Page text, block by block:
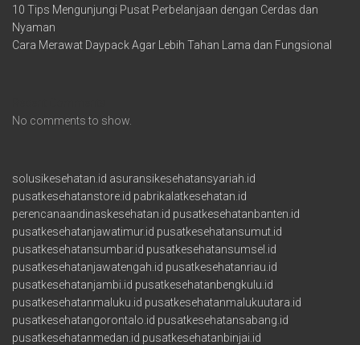
10 Tips Mengunjungi Pusat Perbelanjaan dengan Cerdas dan
Nyaman
Cara Merawat Daypack Agar Lebih Tahan Lama dan Fungsional
No comments to show.
solusikesehatan.id asuransikesehatansyariah.id
pusatkesehatanstore.id pabrikalatkesehatan.id
perencanaandinaskesehatan.id pusatkesehatanbanten.id
pusatkesehatanjawatimur.id pusatkesehatansumut.id
pusatkesehatansumbar.id pusatkesehatansumsel.id
pusatkesehatanjawatengah.id pusatkesehatanriau.id
pusatkesehatanjambi.id pusatkesehatanbengkulu.id
pusatkesehatanmaluku.id pusatkesehatanmalukuutara.id
pusatkesehatangorontalo.id pusatkesehatansabang.id
pusatkesehatanmedan.id pusatkesehatanbinjai.id